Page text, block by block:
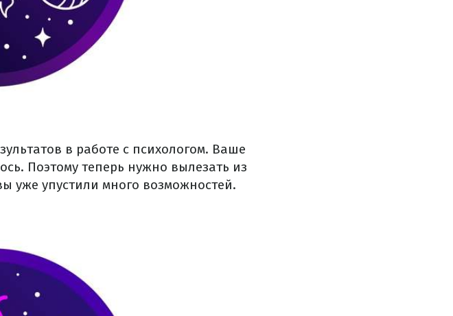
в работе с психологом. Ваше
Поэтому теперь нужно вылезать из
уже упустили много возможностей.